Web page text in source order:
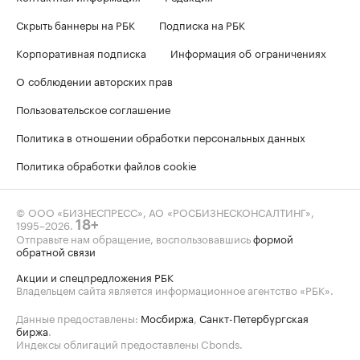
Скрыть баннеры на РБК
Подписка на РБК
Корпоративная подписка
Информация об ограничениях
О соблюдении авторских прав
Пользовательское соглашение
Политика в отношении обработки персональных данных
Политика обработки файлов cookie
© ООО «БИЗНЕСПРЕСС», АО «РОСБИЗНЕСКОНСАЛТИНГ»,
1995–2026 18+
Отправьте нам обращение, воспользовавшисьформой
обратной связи
Акции и спецпредложения РБК
Владельцем сайта является информационное агентство «РБК».
Данные предоставлены: Мосбиржа Санкт-Петербургская
биржа
Индексы облигаций предоставлены Cbonds.